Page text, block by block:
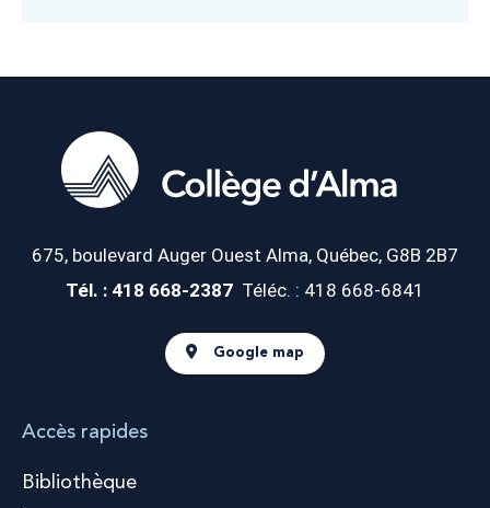
675, boulevard Auger Ouest Alma, Québec, G8B 2B7
Tél. : 418 668-2387 Téléc. : 418 668-6841
Google map
Accès rapides
Bibliothèque